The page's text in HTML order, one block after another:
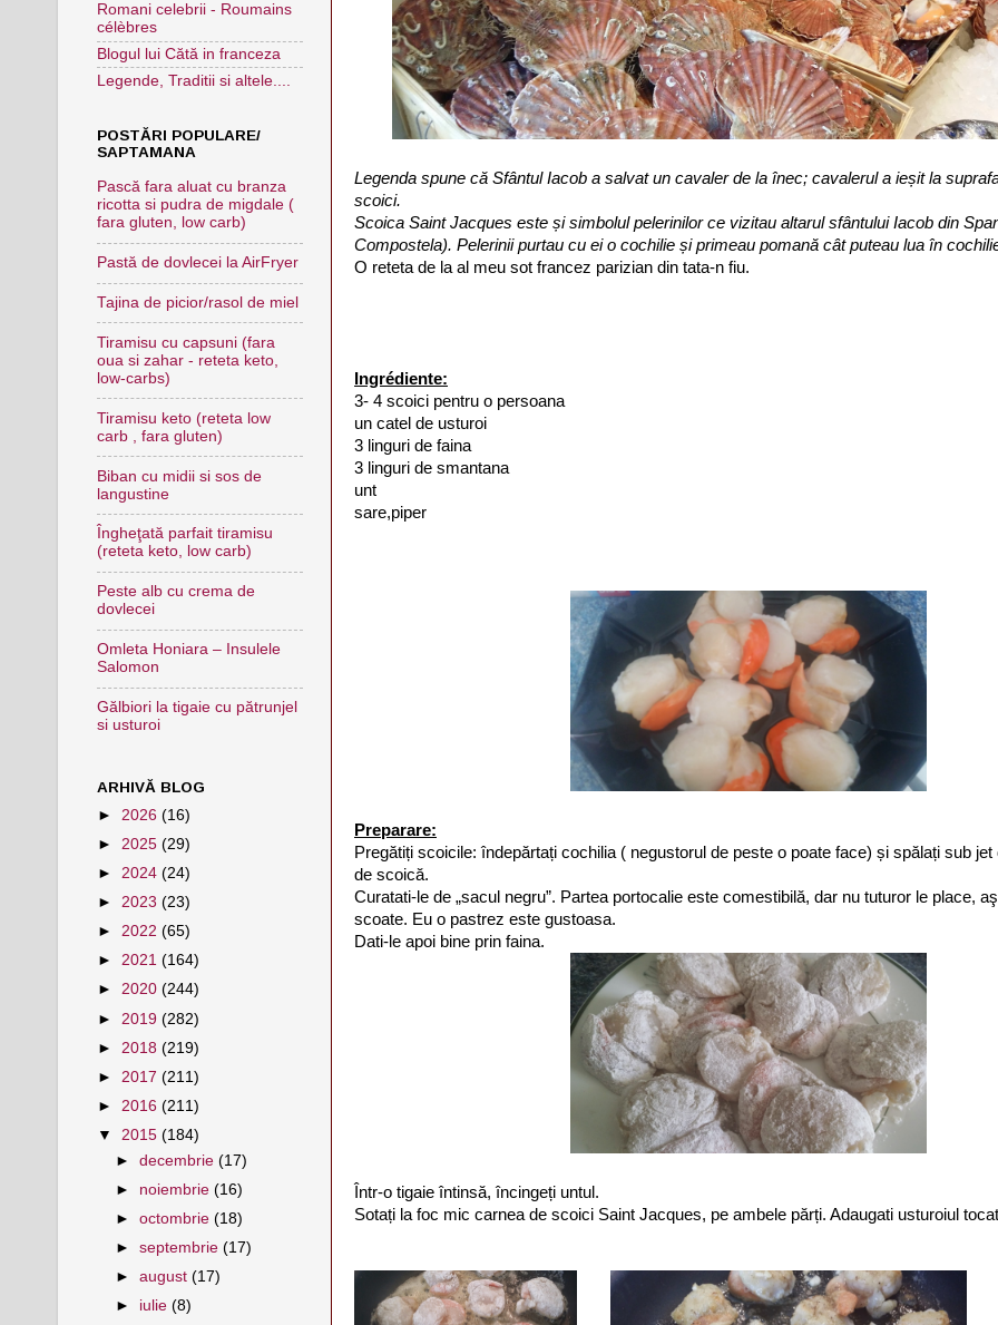
Legenda spune că Sfântul Iacob a salvat un cavaler de la înec; cavalerul a ieșit la
scoici.
Scoica Saint Jacques este și simbolul pelerinilor ce vizitau altarul sfântului Iacob din
Compostela). Pelerinii purtau cu ei o cochilie și primeau pomană cât puteau lua în
O reteta de la al meu sot francez parizian din tata-n fiu.
Ingrédiente:
3- 4 scoici pentru o persoana
un catel de usturoi
3 linguri de faina
3 linguri de smantana
unt
sare,piper
Preparare:
Pregătiți scoicile: îndepărtați cochilia ( negustorul de peste o poate face) și spălați sub
de scoică.
Curatati-le de „sacul negru”. Partea portocalie este comestibilă, dar nu tuturor le place,
scoate. Eu o pastrez este gustoasa.
Dati-le apoi bine prin faina.
Într-o tigaie întinsă, încingeți untul.
Sotați la foc mic carnea de scoici Saint Jacques, pe ambele părți. Adaugati usturoiul
Romani celebrii - Roumains
célèbres
Blogul lui Cătă in franceza
Legende, Traditii si altele....
POSTĂRI POPULARE/
SAPTAMANA
Pască fara aluat cu branza
ricotta si pudra de migdale (
fara gluten, low carb)
Pastă de dovlecei la AirFryer
Tajina de picior/rasol de miel
Tiramisu cu capsuni (fara
oua si zahar - reteta keto,
low-carbs)
Tiramisu keto (reteta low
carb , fara gluten)
Biban cu midii si sos de
langustine
Îngheţată parfait tiramisu
(reteta keto, low carb)
Peste alb cu crema de
dovlecei
Omleta Honiara – Insulele
Salomon
Gălbiori la tigaie cu pătrunjel
si usturoi
ARHIVĂ BLOG
► 2026 (16)
► 2025 (29)
► 2024 (24)
► 2023 (23)
► 2022 (65)
► 2021 (164)
► 2020 (244)
► 2019 (282)
► 2018 (219)
► 2017 (211)
► 2016 (211)
▼ 2015 (184)
►decembrie(17)
► noiembrie(16)
►octombrie(18)
►septembrie(17)
►august(17)
► iulie(8)